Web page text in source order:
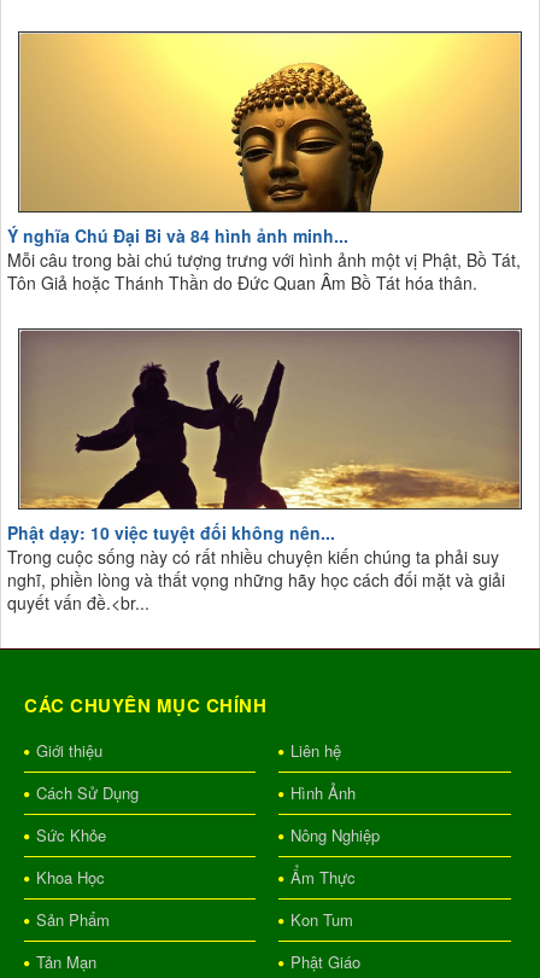
Ý nghĩa Chú Đại Bi và 84 hình ảnh minh...
Mỗi câu trong bài chú tượng trưng với hình ảnh một vị Phật, Bồ Tát,
Tôn Giả hoặc Thánh Thần do Đức Quan Âm Bồ Tát hóa thân.
Phật dạy: 10 việc tuyệt đối không nên...
Trong cuộc sống này có rất nhiều chuyện kiến chúng ta phải suy
nghĩ, phiền lòng và thất vọng những hãy học cách đối mặt và giải
quyết vấn đề.<br...
CÁC CHUYÊN MỤC CHÍNH
Giới thiệu
Liên hệ
Cách Sử Dụng
Hình Ảnh
Sức Khỏe
Nông Nghiệp
Khoa Học
Ẩm Thực
Sản Phẩm
Kon Tum
Tản Mạn
Phật Giáo